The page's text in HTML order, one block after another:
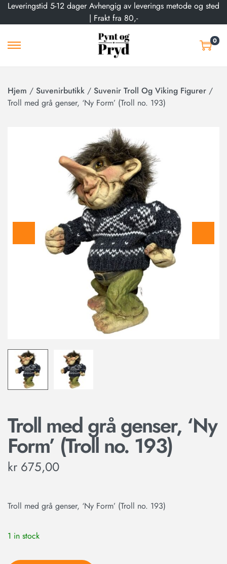
Leveringstid 5-12 dager Avhengig av leverings metode og sted
| Frakt fra 80,-
0
Hjem / Suvenirbutikk / Suvenir Troll Og Viking Figurer /
Troll med grå genser, ‘Ny Form’ (Troll no. 193)
Troll med grå genser, ‘Ny
Form’ (Troll no. 193)
kr 675,00
Troll med grå genser, ‘Ny Form’ (Troll no. 193)
1 in stock